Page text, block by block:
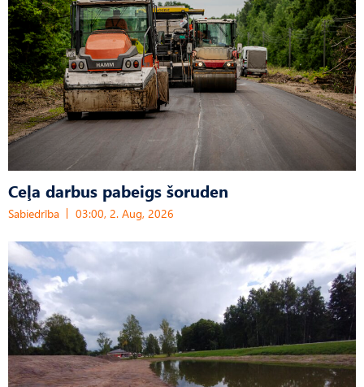
Ceļa darbus pabeigs šoruden
Sabiedrība 03:00, 2. Aug, 2026